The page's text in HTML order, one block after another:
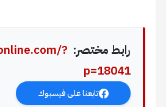
رابط مختصر: ?
p=18041
تابعنا على فيسبوك